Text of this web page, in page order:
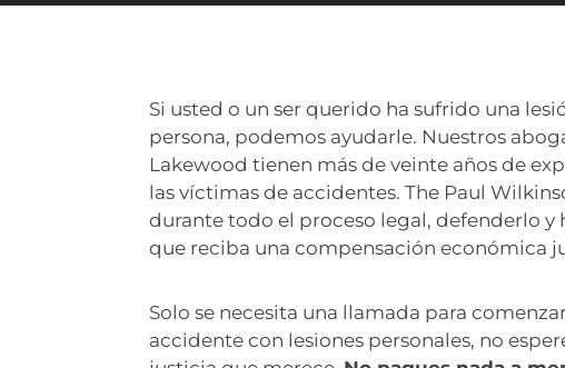
Si usted o un ser querido ha sufrido una
persona, podemos ayudarle. Nuestros
Lakewood tienen más de veinte años de
las víctimas de accidentes. The Paul
durante todo el proceso legal, defenderlo
que reciba una compensación económica
Solo se necesita una llamada para
accidente con lesiones personales, no